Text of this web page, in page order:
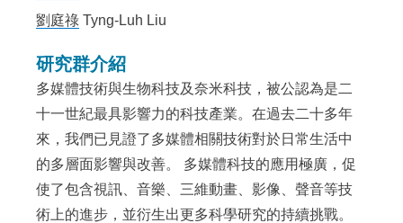
劉庭祿 Tyng-Luh Liu
研究群介紹
多媒體技術與生物科技及奈米科技，被公認為是二
十一世紀最具影響力的科技產業。在過去二十多年
來，我們已見證了多媒體相關技術對於日常生活中
的多層面影響與改善。 多媒體科技的應用極廣，促
使了包含視訊、音樂、三維動畫、影像、聲音等技
術上的進步，並衍生出更多科學研究的持續挑戰。